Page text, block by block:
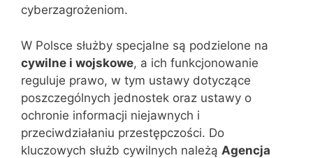
cyberzagrożeniom.
W Polsce służby specjalne są podzielone na
cywilne i wojskowe, a ich funkcjonowanie
reguluje prawo, w tym ustawy dotyczące
poszczególnych jednostek oraz ustawy o
ochronie informacji niejawnych i
przeciwdziałaniu przestępczości. Do
kluczowych służb cywilnych należą Agencja